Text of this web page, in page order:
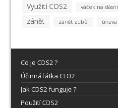
Využití CDS2
váček na dásni
zánět zánět zubů únava
Co je CDS2 ?
Účinná látka CLO2
Jak CDS2 funguje ?
Použití CDS2